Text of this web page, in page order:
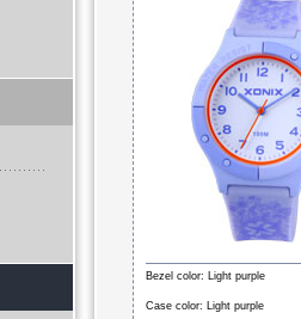
Bezel color: Light purple
Case color: Light purple